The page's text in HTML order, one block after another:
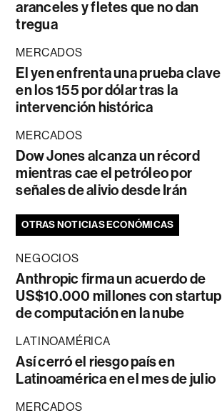
aranceles y fletes que no dan
tregua
MERCADOS
El yen enfrenta una prueba clave
en los 155 por dólar tras la
intervención histórica
MERCADOS
Dow Jones alcanza un récord
mientras cae el petróleo por
señales de alivio desde Irán
OTRAS NOTICIAS ECONÓMICAS
NEGOCIOS
Anthropic firma un acuerdo de
US$10.000 millones con startup
de computación en la nube
LATINOAMÉRICA
Así cerró el riesgo país en
Latinoamérica en el mes de julio
MERCADOS